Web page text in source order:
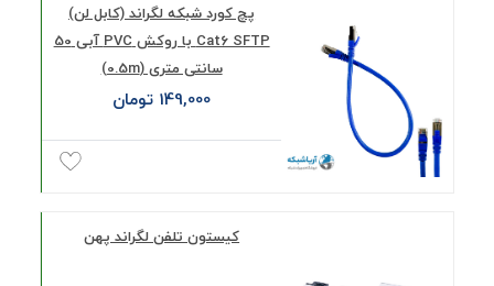
پچ کورد شبکه لگراند (کابل لن)
Cat6 SFTP با روکش PVC آبی 50
سانتی متری (0.5m)
149,000 تومان
کیستون تلفن لگراند پهن